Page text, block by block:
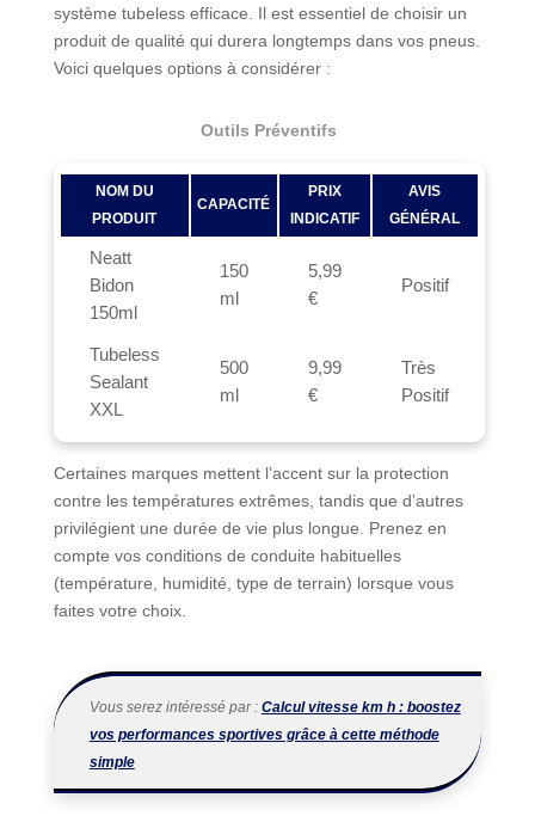
système tubeless efficace. Il est essentiel de choisir un
produit de qualité qui durera longtemps dans vos pneus.
Voici quelques options à considérer :
Outils Préventifs
NOM DU
PRODUIT
CAPACITÉ
PRIX
INDICATIF
AVIS
GÉNÉRAL
Neatt
Bidon
150ml
150
ml
5,99
€
Positif
Tubeless
Sealant
XXL
500
ml
9,99
€
Très
Positif
Certaines marques mettent l’accent sur la protection
contre les températures extrêmes, tandis que d’autres
privilégient une durée de vie plus longue. Prenez en
compte vos conditions de conduite habituelles
(température, humidité, type de terrain) lorsque vous
faites votre choix.
Vous serez intéressé par : Calcul vitesse km h : boostez
vos performances sportives grâce à cette méthode
simple